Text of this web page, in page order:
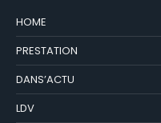
HOME
PRESTATION
DANS’ACTU
LDV